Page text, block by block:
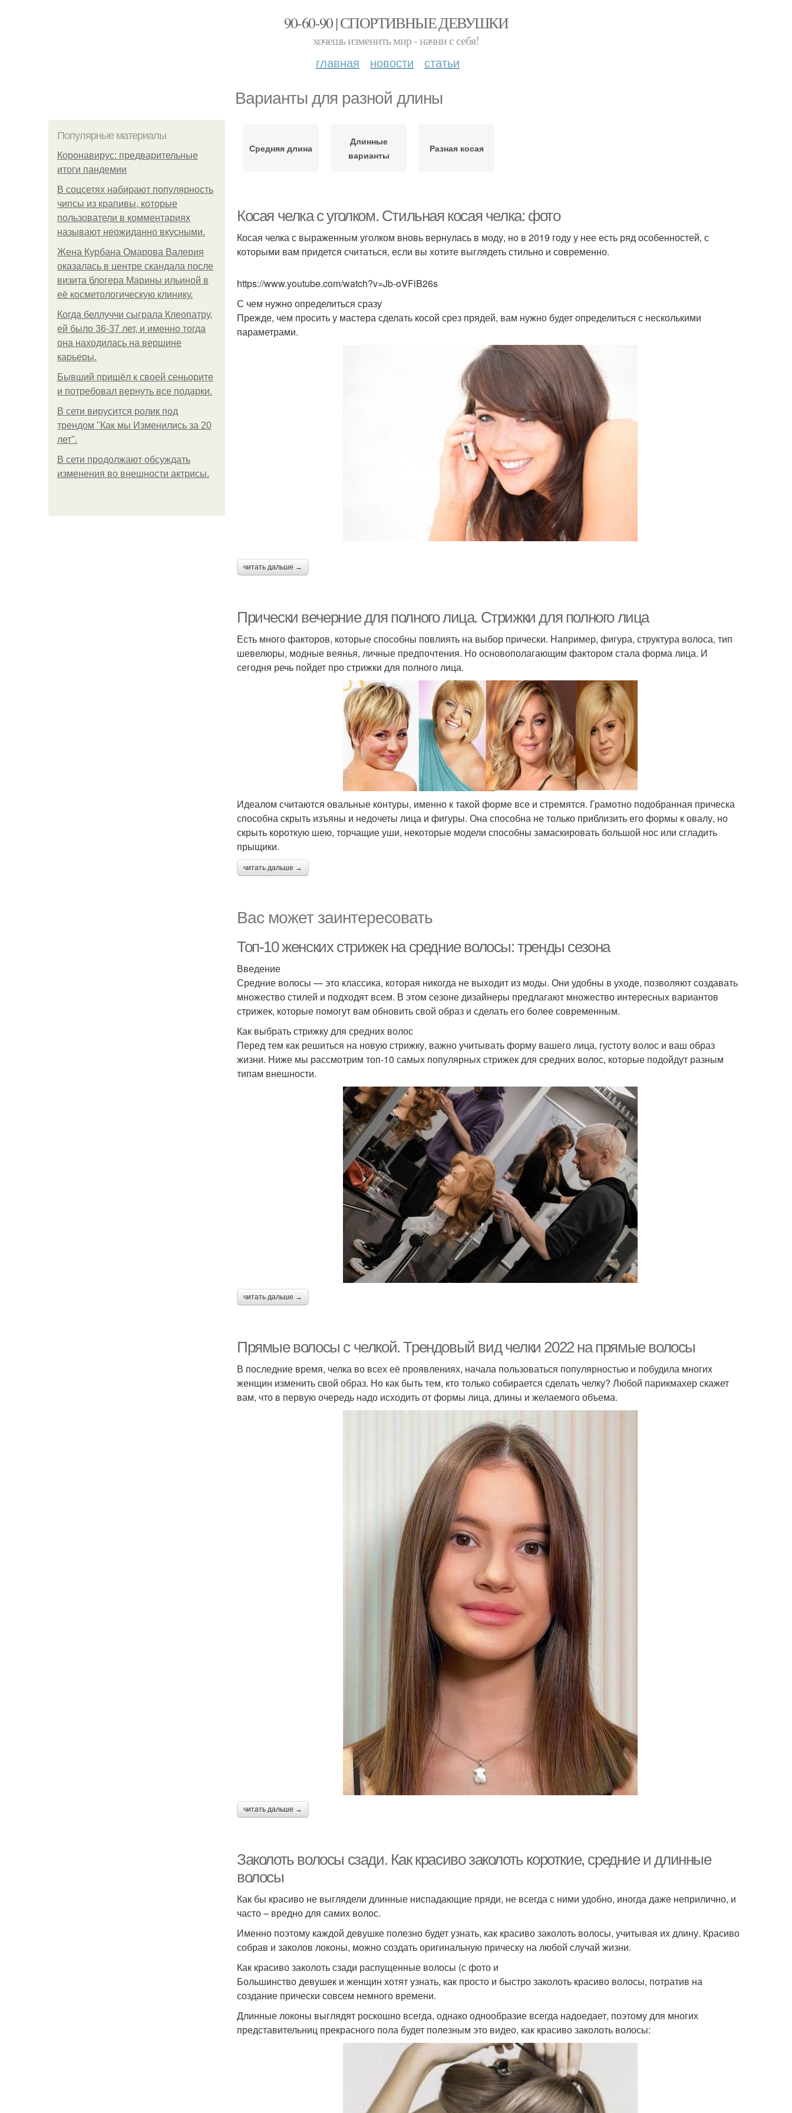
90-60-90 | СПОРТИВНЫЕ ДЕВУШКИ
хочешь изменить мир - начни с себя!
главная новости статьи
Варианты для разной длины
Популярные материалы
Коронавирус: предварительные
итоги пандемии
В соцсетях набирают популярность
чипсы из крапивы, которые
пользователи в комментариях
называют неожиданно вкусными.
Жена Курбана Омарова Валерия
оказалась в центре скандала после
визита блогера Марины ильиной в
её косметологическую клинику.
Когда беллуччи сыграла Клеопатру,
ей было 36-37 лет, и именно тогда
она находилась на вершине
карьеры.
Бывший пришёл к своей сеньорите
и потребовал вернуть все подарки.
В сети вирусится ролик под
трендом "Как мы Изменились за 20
лет".
В сети продолжают обсуждать
изменения во внешности актрисы.
Средняя длина
Длинные
варианты
Разная косая
Косая челка с уголком. Стильная косая челка: фото
Косая челка с выраженным уголком вновь вернулась в моду, но в 2019 году у нее есть ряд особенностей, с
которыми вам придется считаться, если вы хотите выглядеть стильно и современно.
https://www.youtube.com/watch?v=Jb-oVFiB26s
С чем нужно определиться сразу
Прежде, чем просить у мастера сделать косой срез прядей, вам нужно будет определиться с несколькими
параметрами.
читать дальше →
Прически вечерние для полного лица. Стрижки для полного лица
Есть много факторов, которые способны повлиять на выбор прически. Например, фигура, структура волоса, тип
шевелюры, модные веянья, личные предпочтения. Но основополагающим фактором стала форма лица. И
сегодня речь пойдет про стрижки для полного лица.
Идеалом считаются овальные контуры, именно к такой форме все и стремятся. Грамотно подобранная прическа
способна скрыть изъяны и недочеты лица и фигуры. Она способна не только приблизить его формы к овалу, но
скрыть короткую шею, торчащие уши, некоторые модели способны замаскировать большой нос или сгладить
прыщики.
читать дальше →
Вас может заинтересовать
Топ-10 женских стрижек на средние волосы: тренды сезона
Введение
Средние волосы — это классика, которая никогда не выходит из моды. Они удобны в уходе, позволяют создавать
множество стилей и подходят всем. В этом сезоне дизайнеры предлагают множество интересных вариантов
стрижек, которые помогут вам обновить свой образ и сделать его более современным.
Как выбрать стрижку для средних волос
Перед тем как решиться на новую стрижку, важно учитывать форму вашего лица, густоту волос и ваш образ
жизни. Ниже мы рассмотрим топ-10 самых популярных стрижек для средних волос, которые подойдут разным
типам внешности.
читать дальше →
Прямые волосы с челкой. Трендовый вид челки 2022 на прямые волосы
В последние время, челка во всех её проявлениях, начала пользоваться популярностью и побудила многих
женщин изменить свой образ. Но как быть тем, кто только собирается сделать челку? Любой парикмахер скажет
вам, что в первую очередь надо исходить от формы лица, длины и желаемого объема.
читать дальше →
Заколоть волосы сзади. Как красиво заколоть короткие, средние и длинные
волосы
Как бы красиво не выглядели длинные ниспадающие пряди, не всегда с ними удобно, иногда даже неприлично, и
часто – вредно для самих волос.
Именно поэтому каждой девушке полезно будет узнать, как красиво заколоть волосы, учитывая их длину. Красиво
собрав и заколов локоны, можно создать оригинальную прическу на любой случай жизни.
Как красиво заколоть сзади распущенные волосы (с фото и
Большинство девушек и женщин хотят узнать, как просто и быстро заколоть красиво волосы, потратив на
создание прически совсем немного времени.
Длинные локоны выглядят роскошно всегда, однако однообразие всегда надоедает, поэтому для многих
представительниц прекрасного пола будет полезным это видео, как красиво заколоть волосы: